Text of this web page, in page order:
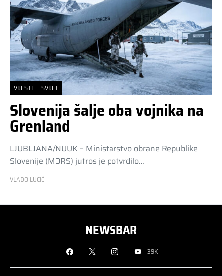
VIJESTI SVIJET
Slovenija šalje oba vojnika na
Grenland
LJUBLJANA/NUUK – Ministarstvo obrane Republike
Slovenije (MORS) jutros je potvrdilo…
VLADO LUCIĆ
NEWSBAR
39K